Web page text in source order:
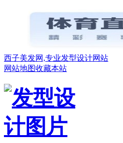
西子美发网,专业发型设计网站
网站地图收藏本站